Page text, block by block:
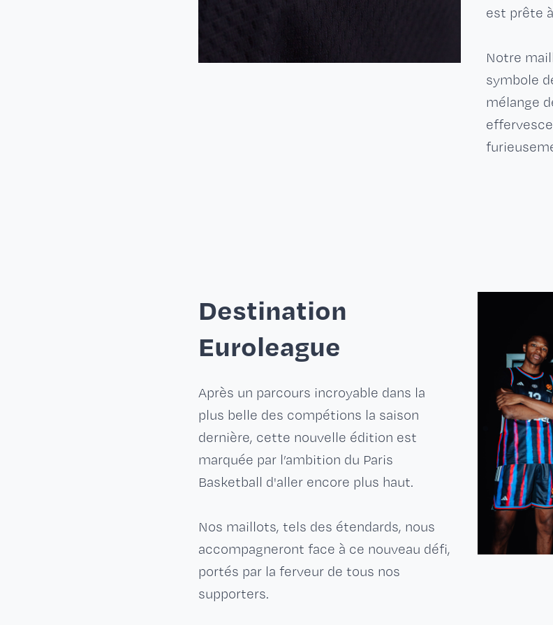
est prête
Notre
symbole
mélange
Destination
Euroleague
Après un parcours incroyable dans la
plus belle des compétions la saison
dernière, cette nouvelle édition est
marquée par l’ambition du Paris
Basketball d'aller encore plus haut.
Nos maillots, tels des étendards, nous
accompagneront face à ce nouveau défi,
portés par la ferveur de tous nos
supporters.